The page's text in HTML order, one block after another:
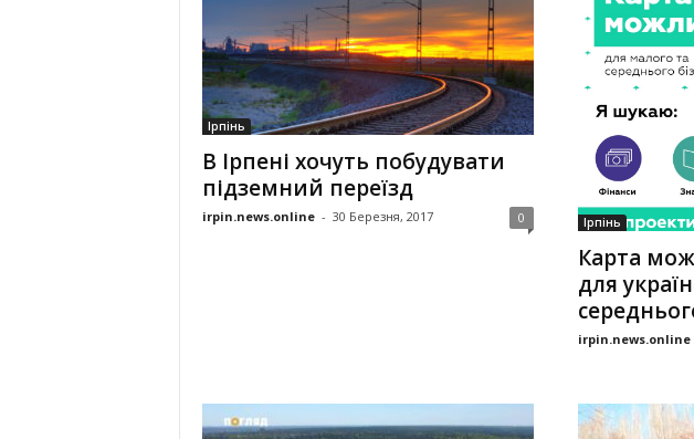
Ірпінь
В Ірпені хочуть побудувати
підземний переїзд
irpin.news.online - 30 Березня, 2017 0 Ірпінь
Карта
для
irpin.news.online